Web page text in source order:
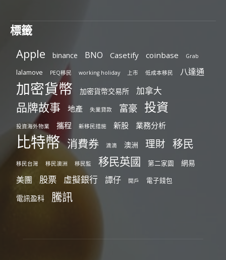
標籤
Apple binance BNO Casetify coinbase Grab
lalamove PEQ移民 working holiday 上市 低成本移民 八達通
加密貨幣 加密貨幣交易所 加拿大
品牌故事 地產 失業貸款 富豪 投資
投資海外物業 攜程 新移民措施 新股 業務分析
比特幣 消費券 滴滴 澳洲 理財 移民
移民台灣 移民澳洲 移民監 移民英國 第二家園 網易
美團 股票 虛擬銀行 譚仔 開戶 電子錢包
電訊盈科 騰訊